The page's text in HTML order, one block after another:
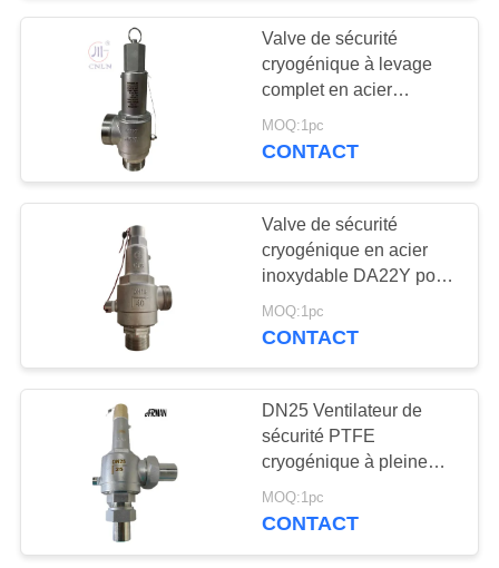
Robinet d'arrêt
sphérique
cryogénique de
soudure de prise
Robinet d'arrêt
sphérique à flasque
cryogénique
7
Valve de sécurité
cryogénique à levage
complet en acier
inoxydable DN40 PN50
pour réservoir /
MOQ:1pc
CONTACT
Valve de sécurité
cryogénique en acier
inoxydable DA22Y pour
gaz industriel de
réservoir / de dérivation
MOQ:1pc
CONTACT
DN25 Ventilateur de
sécurité PTFE
cryogénique à pleine
ouverture CF8 CF3
3/8'-2' Taille
MOQ:1pc
CONTACT